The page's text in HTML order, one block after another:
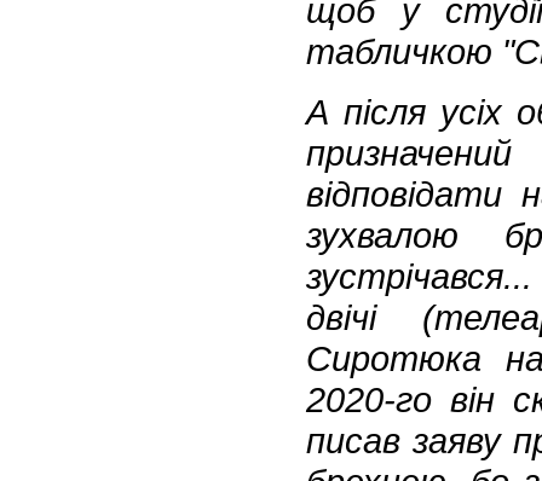
щоб у
табличкою
А після усіх
відповідати
зухвалою
двічі
Сиротюка на
2020-го він
писав заяву